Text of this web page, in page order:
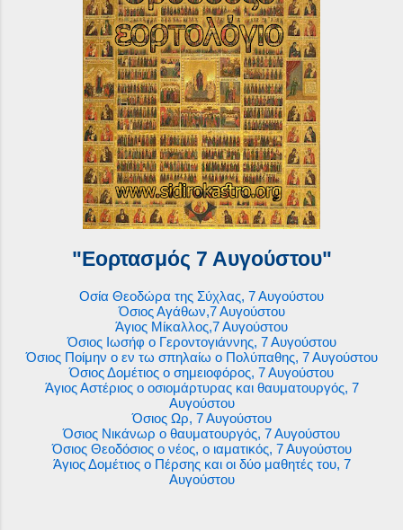
"Εορτασμός 7 Αυγούστου"
Οσία Θεοδώρα της Σύχλας, 7 Αυγούστου
Όσιος Αγάθων,7 Αυγούστου
Άγιος Μίκαλλος,7 Αυγούστου
Όσιος Ιωσήφ ο Γεροντογιάννης, 7 Αυγούστου
Όσιος Ποίμην ο εν τω σπηλαίω ο Πολύπαθης, 7 Αυγούστου
Όσιος Δομέτιος ο σημειοφόρος, 7 Αυγούστου
Άγιος Αστέριος ο οσιομάρτυρας και θαυματουργός, 7
Αυγούστου
Όσιος Ωρ, 7 Αυγούστου
Όσιος Νικάνωρ ο θαυματουργός, 7 Αυγούστου
Όσιος Θεοδόσιος ο νέος, ο ιαματικός, 7 Αυγούστου
Άγιος Δομέτιος ο Πέρσης και οι δύο μαθητές του, 7
Αυγούστου